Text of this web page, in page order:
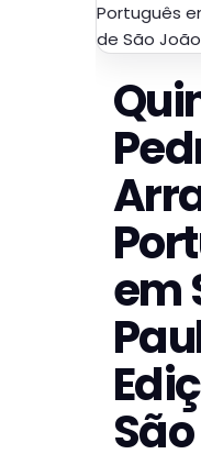
Português
de São João
em